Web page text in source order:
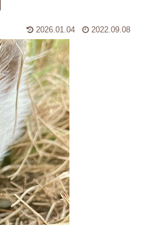
2026.01.04 2022.09.08